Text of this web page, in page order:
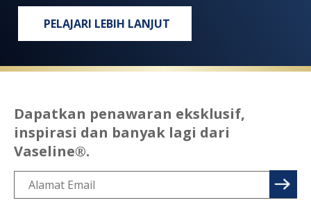
PELAJARI LEBIH LANJUT
SIAPAPUN, DIMANAPUN, BERHAK
Dapatkan penawaran eksklusif,
inspirasi dan banyak lagi dari
Vaseline®.